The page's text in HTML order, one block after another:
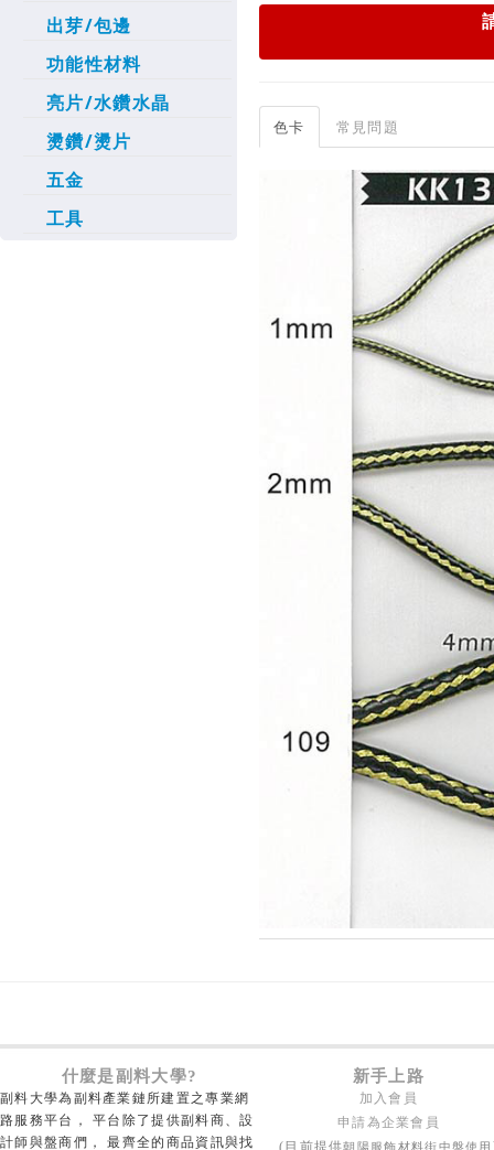
出芽/包邊
功能性材料
亮片/水鑽水晶
燙鑽/燙片
五金
工具
色卡 常見問題
什麼是副料大學? 新手上路
副料大學為副料產業鏈所建置之專業網
路服務平台， 平台除了提供副料商、設
計師與盤商們， 最齊全的商品資訊與找
加入會員
申請為企業會員
(目前提供朝陽服飾材料街中盤使用